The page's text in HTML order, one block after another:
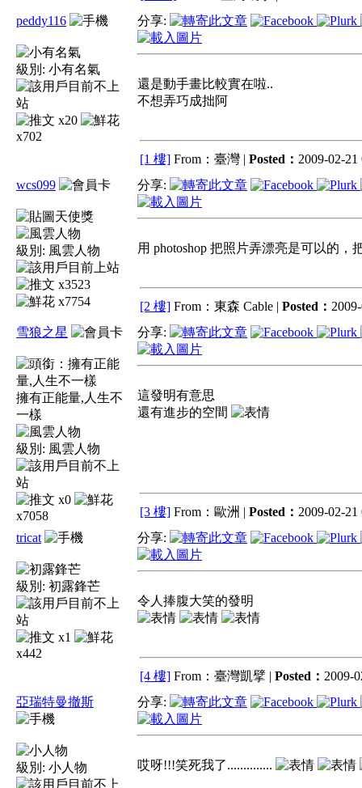
peddy116
級別: 小有名氣
x20
x702
分享:
還是動手畫比較實在啦..
不想弄巧成拙阿
[1 樓] From：臺灣 | Posted： 2009-02-21
wcs099
級別: 風雲人物
x3523
x7754
分享:
用 photoshop 把照片弄漂亮是可以的
[2 樓] From：東森 Cable | Posted：
雪狼之星
擁有正能量,人生不
一樣
級別: 風雲人物
x0
x7058
分享:
這發明有意思
還有進步的空間
[3 樓] From：歐洲 | Posted： 2009-02-21
tricat
級別: 初露鋒芒
x1
x442
分享:
令人捧腹大笑的發明
[4 樓] From：臺灣凱擘 | Posted： 2009-
亞瑞特曼撤斯
級別: 小人物
分享:
哎呀!!!笑死我了..............